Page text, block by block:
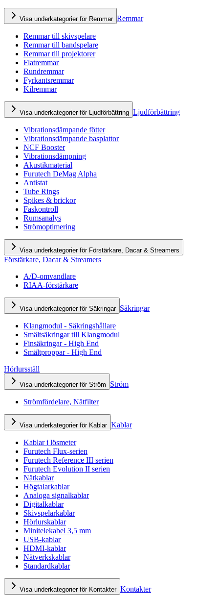
Visa underkategorier för Remmar Remmar
Remmar till skivspelare
Remmar till bandspelare
Remmar till projektorer
Flatremmar
Rundremmar
Fyrkantsremmar
Kilremmar
Visa underkategorier för Ljudförbättring Ljudförbättring
Vibrationsdämpande fötter
Vibrationsdämpande basplattor
NCF Booster
Vibrationsdämpning
Akustikmaterial
Furutech DeMag Alpha
Antistat
Tube Rings
Spikes & brickor
Faskontroll
Rumsanalys
Strömoptimering
Visa underkategorier för Förstärkare, Dacar & Streamers
Förstärkare, Dacar & Streamers
A/D-omvandlare
RIAA-förstärkare
Visa underkategorier för Säkringar Säkringar
Klangmodul - Säkringshållare
Smältsäkringar till Klangmodul
Finsäkringar - High End
Smältproppar - High End
Hörlursställ
Visa underkategorier för Ström Ström
Strömfördelare, Nätfilter
Visa underkategorier för Kablar Kablar
Kablar i lösmeter
Furutech Flux-serien
Furutech Reference III serien
Furutech Evolution II serien
Nätkablar
Högtalarkablar
Analoga signalkablar
Digitalkablar
Skivspelarkablar
Hörlurskablar
Minitelekabel 3,5 mm
USB-kablar
HDMI-kablar
Nätverkskablar
Standardkablar
Visa underkategorier för Kontakter Kontakter